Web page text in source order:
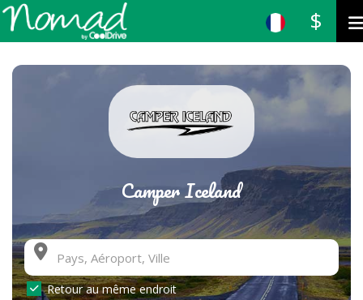
$
Camper Iceland
Retour au même endroit